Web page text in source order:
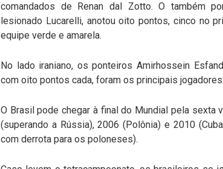
comandados de Renan dal Zotto. O também
lesionado Lucarelli, anotou oito pontos, cinco no
equipe verde e amarela.
No lado iraniano, os ponteiros Amirhossein
com oito pontos cada, foram os principais jogadores.
O Brasil pode chegar à final do Mundial pela sexta
(superando a Rússia), 2006 (Polônia) e 2010
com derrota para os poloneses).